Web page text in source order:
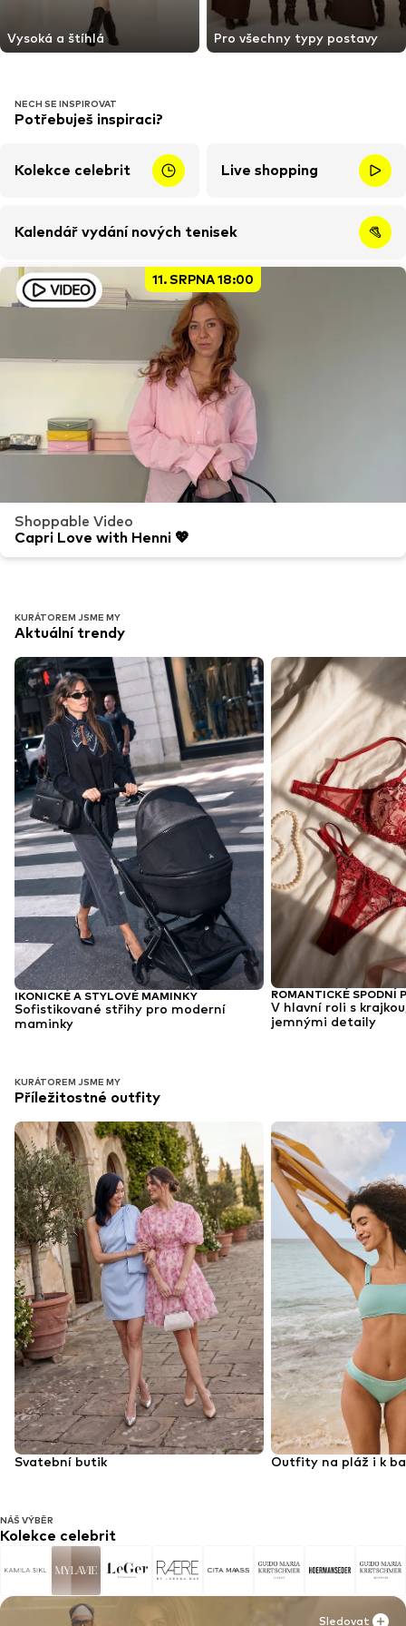
Vysoká a štíhlá Pro všechny typy postavy
NECH SE INSPIROVAT
Potřebuješ inspiraci?
Kolekce celebrit Live shopping
Kalendář vydání nových tenisek
11. SRPNA 18:00
Shoppable Video
Capri Love with Henni 💖
KURÁTOREM JSME MY
Aktuální trendy
IKONICKÉ A STYLOVÉ MAMINKY
Sofistikované střihy pro moderní
maminky
ROMANTICKÉ SPODNÍ
V hlavní roli s
jemnými detaily
KURÁTOREM JSME MY
Příležitostné outfity
Svatební butik Outfity na pláž i k
NÁŠ VÝBĚR
Kolekce celebrit
Sledovat
Sledovat
Sledovat